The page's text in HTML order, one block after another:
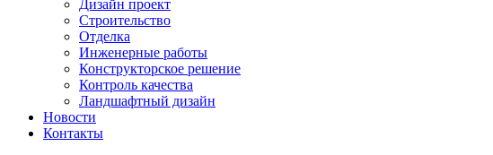
Дизайн проект
Строительство
Отделка
Инженерные работы
Конструкторское решение
Контроль качества
Ландшафтный дизайн
Новости
Контакты